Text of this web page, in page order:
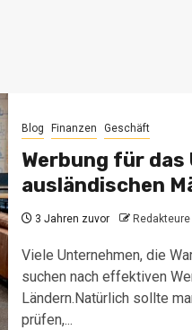
Blog Finanzen Geschäft
Werbung für
ausländischen
3 Jahren zuvor Redakteure
Viele Unternehmen, die
suchen nach effektiven
Ländern.Natürlich sollte
prüfen,...